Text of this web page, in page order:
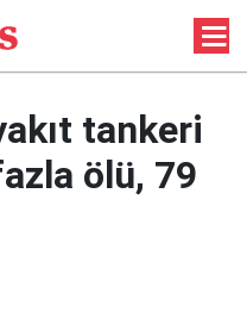
tankeri
ölü, 79